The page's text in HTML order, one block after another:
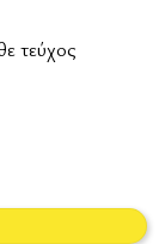
τεύχος